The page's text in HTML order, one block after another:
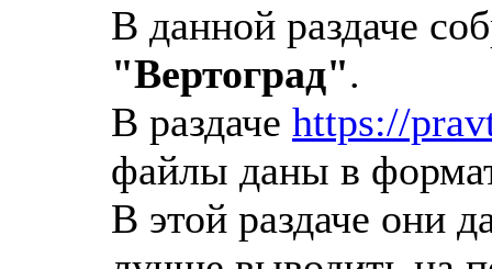
В данной раздаче
"Вертоград".
В раздаче https://
файлы даны в
В этой раздаче они